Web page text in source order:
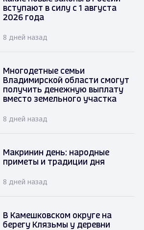
вступают в силу с 1 августа
2026 года
8 дней назад
Многодетные семьи
Владимирской области смогут
получить денежную выплату
вместо земельного участка
8 дней назад
Макринин день: народные
приметы и традиции дня
8 дней назад
В Камешковском округе на
берегу Клязьмы у деревни